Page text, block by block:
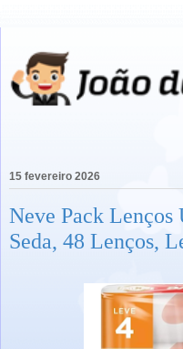
15 fevereiro 2026
Neve Pack Lenços
Seda, 48 Lenços,